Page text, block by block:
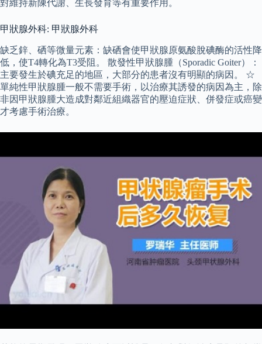
對維持新陳代謝、生長發育等有重要作用。
甲狀腺外科: 甲狀腺外科
缺乏鋅、硒等微量元素：缺硒會使甲狀腺原氨酸脫碘酶的活性降
低，使T4轉化為T3受阻。 散發性甲狀腺腫（Sporadic Goiter）：
主要發生於碘充足的地區，大部分的患者沒有明顯的病因。 ☆
單純性甲狀腺腫一般不需要手術，以治療其誘發的病因為主，除
非因甲狀腺腫大造成對鄰近組織器官的壓迫症狀、併發症或癌變
才考慮手術治療。